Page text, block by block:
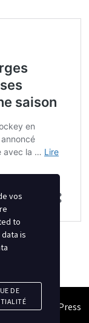
parWordPress
vos
to
is
DE